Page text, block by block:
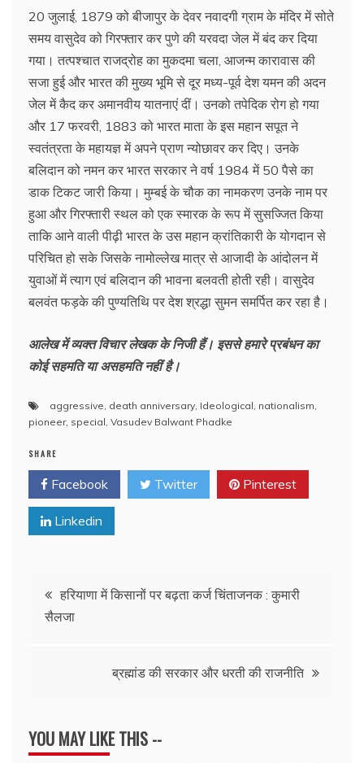
20 जुलाई, 1879 को बीजापुर के देवर नवादगी ग्राम के मंदिर में सोते
समय वासुदेव को गिरफ्तार कर पुणे की यरवदा जेल में बंद कर दिया
गया। तत्पश्चात राजद्रोह का मुकदमा चला, आजन्म कारावास की
सजा हुई और भारत की मुख्य भूमि से दूर मध्य-पूर्व देश यमन की अदन
जेल में कैद कर अमानवीय यातनाएं दीं।‌ उनको तपेदिक रोग हो गया
और 17 फरवरी, 1883 को भारत माता के इस महान सपूत ने
स्वतंत्रता के महायज्ञ में अपने प्राण न्योछावर कर दिए। उनके
बलिदान को नमन कर भारत सरकार ने वर्ष 1984 में 50 पैसे का
डाक टिकट जारी किया। मुम्बई के चौक का नामकरण उनके नाम पर
हुआ और गिरफ्तारी स्थल को एक स्मारक के रूप में सुसज्जित किया
ताकि आने वाली पीढ़ी भारत के उस महान क्रांतिकारी के योगदान से
परिचित हो सके जिसके नामोल्लेख मात्र से आजादी के आंदोलन में
युवाओं में त्याग एवं बलिदान की भावना बलवती होती रही। वासुदेव
बलवंत फड़के की पुण्यतिथि पर देश श्रद्धा सुमन समर्पित कर रहा है।
आलेख में व्यक्त विचार लेखक के निजी हैं। इससे हमारे प्रबंधन का
कोई सहमति या असहमति नहीं है।
aggressive death anniversary Ideological nationalism
pioneer, special Vasudev Balwant Phadke
SHARE
Facebook Twitter Pinterest
Linkedin
Post
navigation
हरियाणा में किसानों पर बढ़ता कर्ज चिंताजनक : कुमारी
सैलजा
ब्रह्मांड की सरकार और धरती की राजनीति
YOU MAY LIKE THIS --